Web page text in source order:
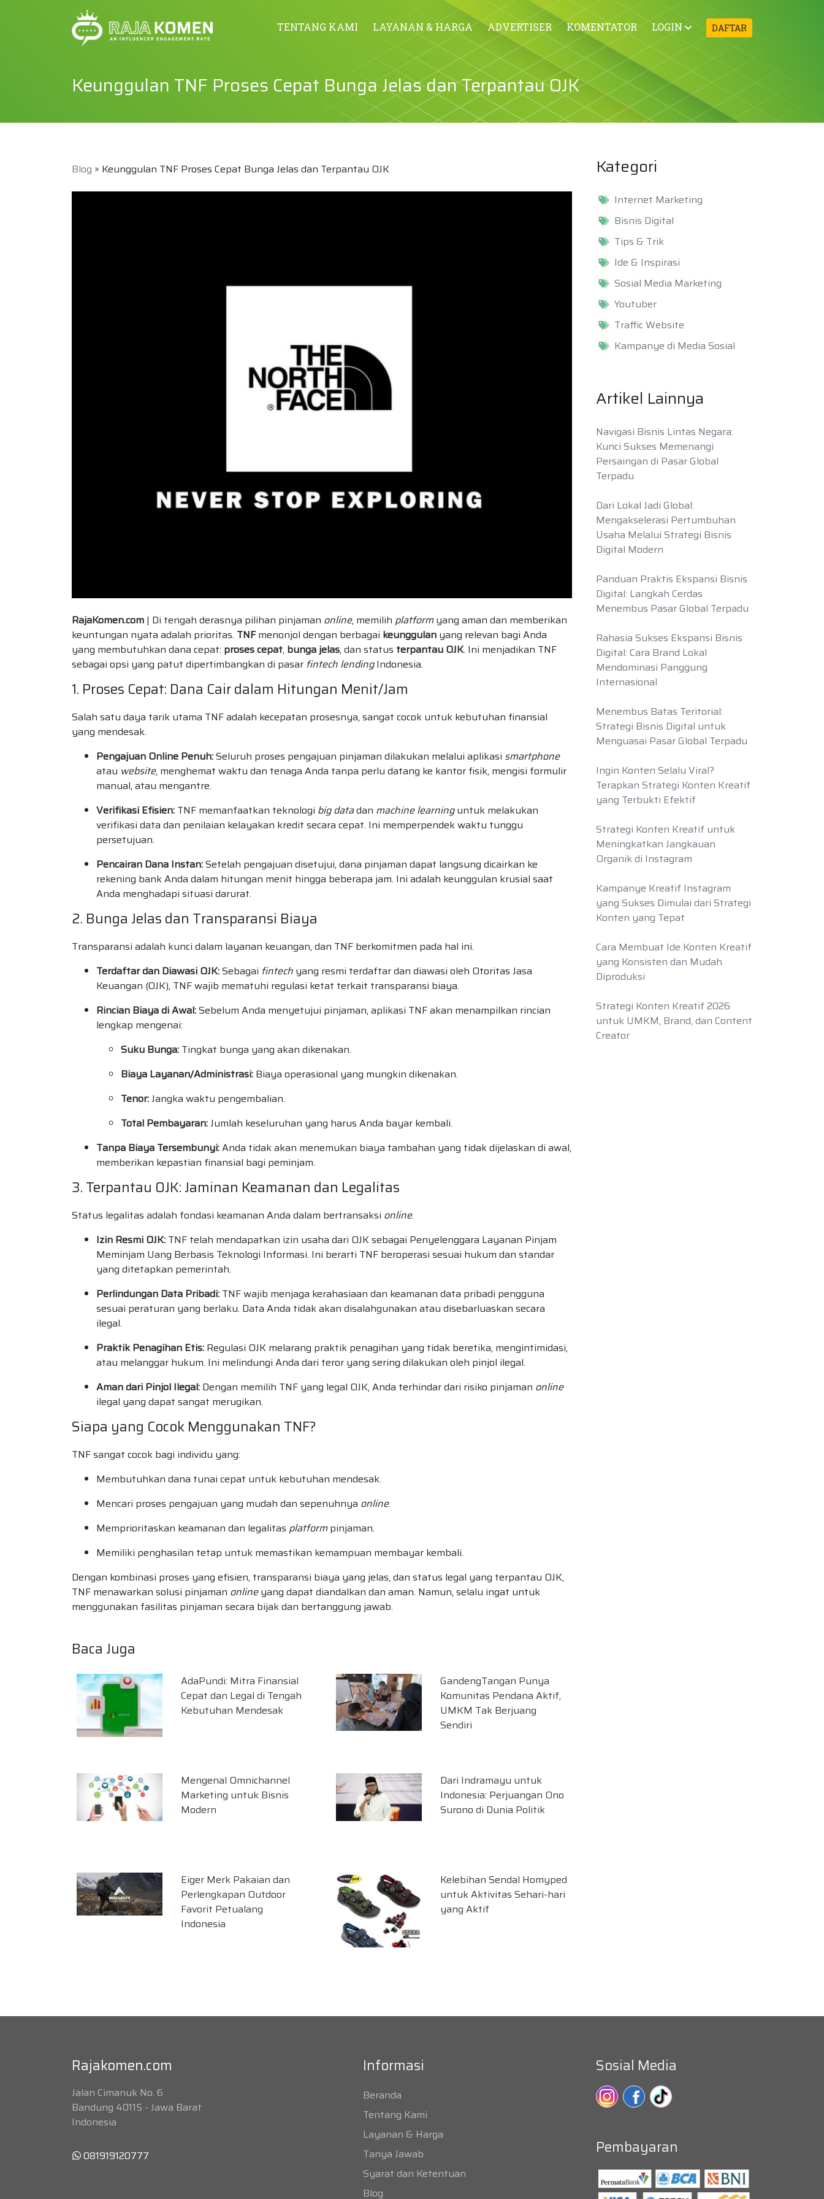
TENTANG KAMI LAYANAN & HARGA ADVERTISER KOMENTATOR LOGIN DAFTAR
Keunggulan TNF Proses Cepat Bunga Jelas dan Terpantau OJK
Blog » Keunggulan TNF Proses Cepat Bunga Jelas dan Terpantau OJK
RajaKomen.com | Di tengah derasnya pilihan pinjaman online, memilih platformyang aman dan memberikan
keuntungan nyata adalah prioritas. TNFmenonjol dengan berbagai keunggulan yang relevan bagi Anda
yang membutuhkan dana cepat: proses cepat, bunga jelas, dan status terpantau OJK. Ini menjadikan TNF
sebagai opsi yang patut dipertimbangkan di pasar fintech lendingIndonesia.
1. Proses Cepat: Dana Cair dalam Hitungan Menit/Jam
Salah satu daya tarik utama TNF adalah kecepatan prosesnya, sangat cocok untuk kebutuhan finansial
yang mendesak.
Pengajuan Online Penuh:Seluruh proses pengajuan pinjaman dilakukan melalui aplikasi smartphone
atau website, menghemat waktu dan tenaga Anda tanpa perlu datang ke kantor fisik, mengisi formulir
manual, atau mengantre.
Verifikasi Efisien: TNF memanfaatkan teknologi big datadan machine learninguntuk melakukan
verifikasi data dan penilaian kelayakan kredit secara cepat. Ini memperpendek waktu tunggu
persetujuan.
Pencairan Dana Instan:Setelah pengajuan disetujui, dana pinjaman dapat langsung dicairkan ke
rekening bank Anda dalam hitungan menit hingga beberapa jam. Ini adalah keunggulan krusial saat
Anda menghadapi situasi darurat.
2. Bunga Jelas dan Transparansi Biaya
Transparansi adalah kunci dalam layanan keuangan, dan TNF berkomitmen pada hal ini.
Terdaftar dan Diawasi OJK:Sebagai fintech yang resmi terdaftar dan diawasi oleh Otoritas Jasa
Keuangan (OJK), TNF wajib mematuhi regulasi ketat terkait transparansi biaya.
Rincian Biaya di Awal:Sebelum Anda menyetujui pinjaman, aplikasi TNF akan menampilkan rincian
lengkap mengenai:
Suku Bunga: Tingkat bunga yang akan dikenakan.
Biaya Layanan/Administrasi: Biaya operasional yang mungkin dikenakan.
Tenor:Jangka waktu pengembalian.
Total Pembayaran:Jumlah keseluruhan yang harus Anda bayar kembali.
Tanpa Biaya Tersembunyi:Anda tidak akan menemukan biaya tambahan yang tidak dijelaskan di awal,
memberikan kepastian finansial bagi peminjam.
3. Terpantau OJK: Jaminan Keamanan dan Legalitas
Status legalitas adalah fondasi keamanan Anda dalam bertransaksi online.
Izin Resmi OJK: TNF telah mendapatkan izin usaha dari OJK sebagai Penyelenggara Layanan Pinjam
Meminjam Uang Berbasis Teknologi Informasi. Ini berarti TNF beroperasi sesuai hukum dan standar
yang ditetapkan pemerintah.
Perlindungan Data Pribadi: TNF wajib menjaga kerahasiaan dan keamanan data pribadi pengguna
sesuai peraturan yang berlaku. Data Anda tidak akan disalahgunakan atau disebarluaskan secara
ilegal.
Praktik Penagihan Etis: Regulasi OJK melarang praktik penagihan yang tidak beretika, mengintimidasi,
atau melanggar hukum. Ini melindungi Anda dari teror yang sering dilakukan oleh pinjol ilegal.
Aman dari Pinjol Ilegal: Dengan memilih TNF yang legal OJK, Anda terhindar dari risiko pinjaman online
ilegal yang dapat sangat merugikan.
Siapa yang Cocok Menggunakan TNF?
TNF sangat cocok bagi individu yang:
Membutuhkan dana tunai cepat untuk kebutuhan mendesak.
Mencari proses pengajuan yang mudah dan sepenuhnya online.
Memprioritaskan keamanan dan legalitas platformpinjaman.
Memiliki penghasilan tetap untuk memastikan kemampuan membayar kembali.
Dengan kombinasi proses yang efisien, transparansi biaya yang jelas, dan status legal yang terpantau OJK,
TNF menawarkan solusi pinjaman onlineyang dapat diandalkan dan aman. Namun, selalu ingat untuk
menggunakan fasilitas pinjaman secara bijak dan bertanggung jawab.
Baca Juga
AdaPundi: Mitra Finansial
Cepat dan Legal di Tengah
Kebutuhan Mendesak
GandengTangan Punya
Komunitas Pendana Aktif,
UMKM Tak Berjuang
Sendiri
Mengenal Omnichannel
Marketing untuk Bisnis
Modern
Dari Indramayu untuk
Indonesia: Perjuangan Ono
Surono di Dunia Politik
Eiger Merk Pakaian dan
Perlengkapan Outdoor
Favorit Petualang
Indonesia
Kelebihan Sendal Homyped
untuk Aktivitas Sehari-hari
yang Aktif
Kategori
Internet Marketing
Bisnis Digital
Tips & Trik
Ide & Inspirasi
Sosial Media Marketing
Youtuber
Traffic Website
Kampanye di Media Sosial
Artikel Lainnya
Navigasi Bisnis Lintas Negara:
Kunci Sukses Memenangi
Persaingan di Pasar Global
Terpadu
Dari Lokal Jadi Global:
Mengakselerasi Pertumbuhan
Usaha Melalui Strategi Bisnis
Digital Modern
Panduan Praktis Ekspansi Bisnis
Digital: Langkah Cerdas
Menembus Pasar Global Terpadu
Rahasia Sukses Ekspansi Bisnis
Digital: Cara Brand Lokal
Mendominasi Panggung
Internasional
Menembus Batas Teritorial:
Strategi Bisnis Digital untuk
Menguasai Pasar Global Terpadu
Ingin Konten Selalu Viral?
Terapkan Strategi Konten Kreatif
yang Terbukti Efektif
Strategi Konten Kreatif untuk
Meningkatkan Jangkauan
Organik di Instagram
Kampanye Kreatif Instagram
yang Sukses Dimulai dari Strategi
Konten yang Tepat
Cara Membuat Ide Konten Kreatif
yang Konsisten dan Mudah
Diproduksi
Strategi Konten Kreatif 2026
untuk UMKM, Brand, dan Content
Creator
Rajakomen.com
Jalan Cimanuk No. 6
Bandung 40115 - Jawa Barat
Indonesia
081919120777
Informasi
Beranda
Tentang Kami
Layanan & Harga
Tanya Jawab
Syarat dan Ketentuan
Blog
Sosial Media
Pembayaran